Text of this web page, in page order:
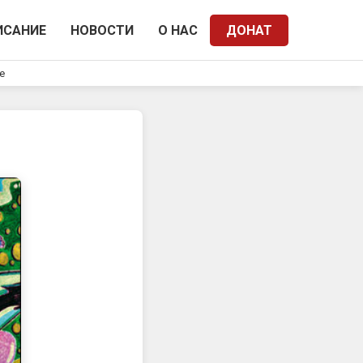
НОВОСТИ О НАС ДОНАТ